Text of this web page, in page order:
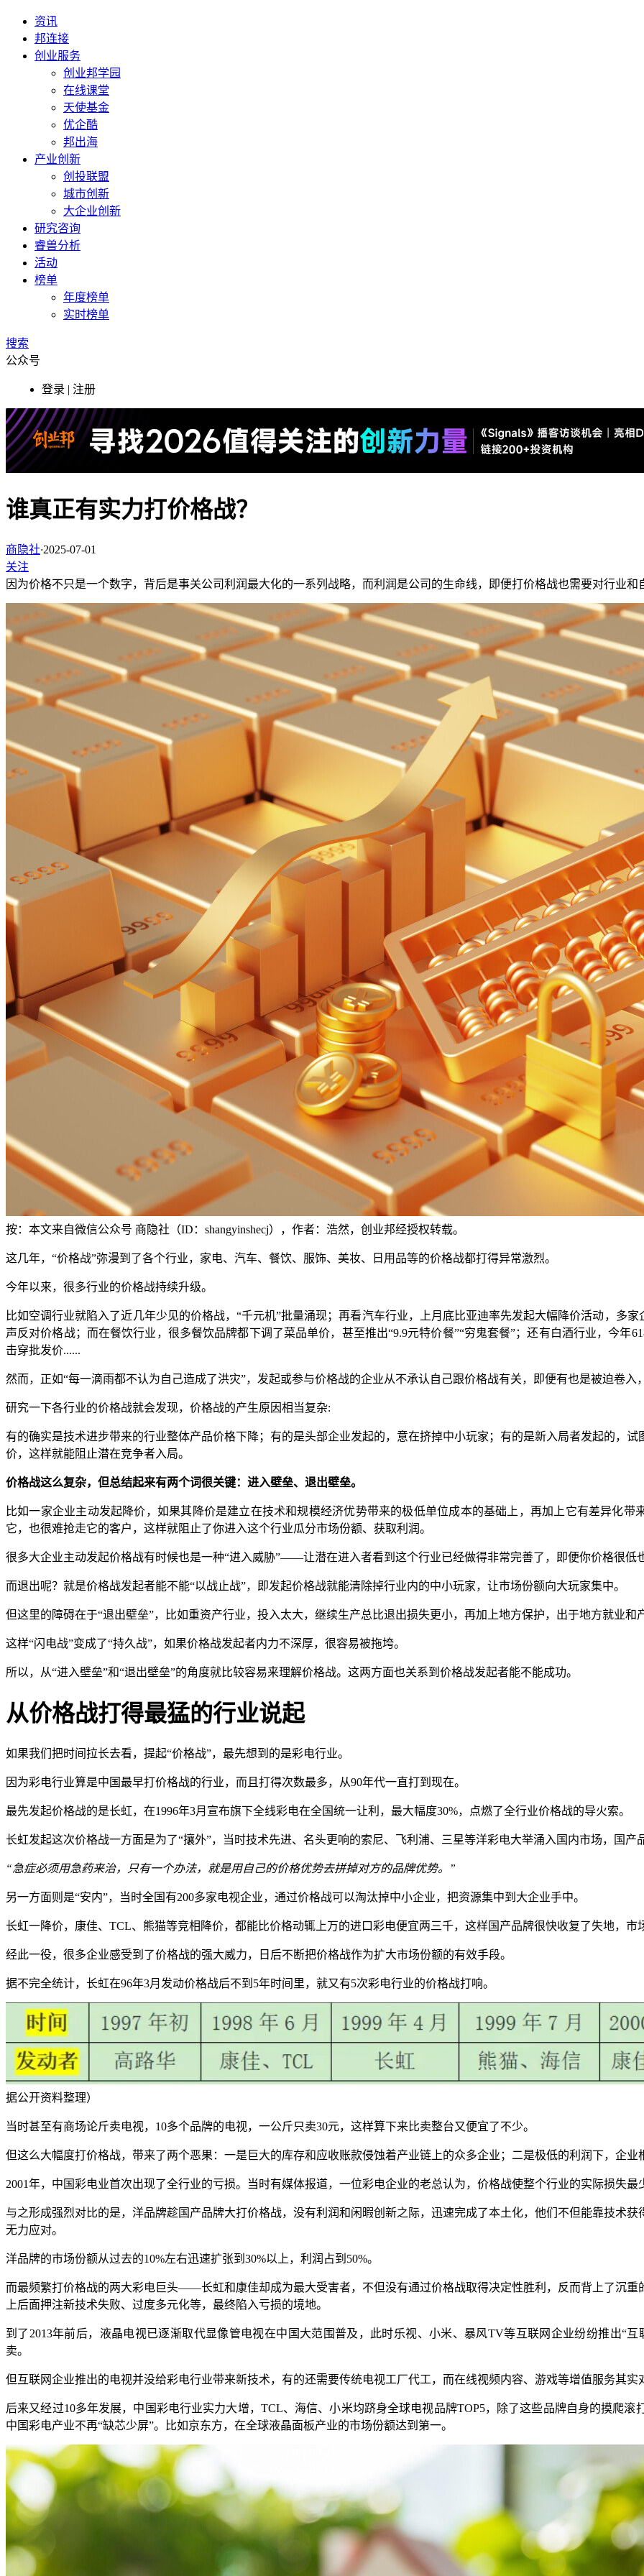
资讯
邦连接
创业服务
创业邦学园
在线课堂
天使基金
优企酷
邦出海
产业创新
创投联盟
城市创新
大企业创新
研究咨询
睿兽分析
活动
榜单
年度榜单
实时榜单
搜索
公众号
登录 | 注册
谁真正有实力打价格战？
商隐社·2025-07-01
关注
因为价格不只是一个数字，背后是事关公司利润最大化的一系列战略，而利润是公司的生命线，即便打价格战也需要对行业
按：本文来自微信公众号 商隐社（ID：shangyinshecj），作者：浩然，创业邦经授权转载。
这几年，“价格战”弥漫到了各个行业，家电、汽车、餐饮、服饰、美妆、日用品等的价格战都打得异常激烈。
今年以来，很多行业的价格战持续升级。
比如空调行业就陷入了近几年少见的价格战，“千元机”批量涌现；再看汽车行业，上月底比亚迪率先发起大幅降价活动，多
声反对价格战；而在餐饮行业，很多餐饮品牌都下调了菜品单价，甚至推出“9.9元特价餐”“穷鬼套餐”；还有白酒行业，今年
击穿批发价......
然而，正如“每一滴雨都不认为自己造成了洪灾”，发起或参与价格战的企业从不承认自己跟价格战有关，即便有也是被迫卷入
研究一下各行业的价格战就会发现，价格战的产生原因相当复杂:
有的确实是技术进步带来的行业整体产品价格下降；有的是头部企业发起的，意在挤掉中小玩家；有的是新入局者发起的，
价，这样就能阻止潜在竞争者入局。
价格战这么复杂，但总结起来有两个词很关键：进入壁垒、退出壁垒。
比如一家企业主动发起降价，如果其降价是建立在技术和规模经济优势带来的极低单位成本的基础上，再加上它有差异化
它，也很难抢走它的客户，这样就阻止了你进入这个行业瓜分市场份额、获取利润。
很多大企业主动发起价格战有时候也是一种“进入威胁”——让潜在进入者看到这个行业已经做得非常完善了，即便你价格很低
而退出呢？就是价格战发起者能不能“以战止战”，即发起价格战就能清除掉行业内的中小玩家，让市场份额向大玩家集中。
但这里的障碍在于“退出壁垒”，比如重资产行业，投入太大，继续生产总比退出损失更小，再加上地方保护，出于地方就业
这样“闪电战”变成了“持久战”，如果价格战发起者内力不深厚，很容易被拖垮。
所以，从“进入壁垒”和“退出壁垒”的角度就比较容易来理解价格战。这两方面也关系到价格战发起者能不能成功。
从价格战打得最猛的行业说起
如果我们把时间拉长去看，提起“价格战”，最先想到的是彩电行业。
因为彩电行业算是中国最早打价格战的行业，而且打得次数最多，从90年代一直打到现在。
最先发起价格战的是长虹，在1996年3月宣布旗下全线彩电在全国统一让利，最大幅度30%，点燃了全行业价格战的导火索。
长虹发起这次价格战一方面是为了“攘外”，当时技术先进、名头更响的索尼、飞利浦、三星等洋彩电大举涌入国内市场，国
“急症必须用急药来治，只有一个办法，就是用自己的价格优势去拼掉对方的品牌优势。”
另一方面则是“安内”，当时全国有200多家电视企业，通过价格战可以淘汰掉中小企业，把资源集中到大企业手中。
长虹一降价，康佳、TCL、熊猫等竞相降价，都能比价格动辄上万的进口彩电便宜两三千，这样国产品牌很快收复了失地，市
经此一役，很多企业感受到了价格战的强大威力，日后不断把价格战作为扩大市场份额的有效手段。
据不完全统计，长虹在96年3月发动价格战后不到5年时间里，就又有5次彩电行业的价格战打响。
据公开资料整理）
当时甚至有商场论斤卖电视，10多个品牌的电视，一公斤只卖30元，这样算下来比卖整台又便宜了不少。
但这么大幅度打价格战，带来了两个恶果：一是巨大的库存和应收账款侵蚀着产业链上的众多企业；二是极低的利润下，企业
2001年，中国彩电业首次出现了全行业的亏损。当时有媒体报道，一位彩电企业的老总认为，价格战使整个行业的实际损失最
与之形成强烈对比的是，洋品牌趁国产品牌大打价格战，没有利润和闲暇创新之际，迅速完成了本土化，他们不但能靠技术
无力应对。
洋品牌的市场份额从过去的10%左右迅速扩张到30%以上，利润占到50%。
而最频繁打价格战的两大彩电巨头——长虹和康佳却成为最大受害者，不但没有通过价格战取得决定性胜利，反而背上了沉
上后面押注新技术失败、过度多元化等，最终陷入亏损的境地。
到了2013年前后，液晶电视已逐渐取代显像管电视在中国大范围普及，此时乐视、小米、暴风TV等互联网企业纷纷推出“
卖。
但互联网企业推出的电视并没给彩电行业带来新技术，有的还需要传统电视工厂代工，而在线视频内容、游戏等增值服务其
后来又经过10多年发展，中国彩电行业实力大增，TCL、海信、小米均跻身全球电视品牌TOP5，除了这些品牌自身的摸爬
中国彩电产业不再“缺芯少屏”。比如京东方，在全球液晶面板产业的市场份额达到第一。